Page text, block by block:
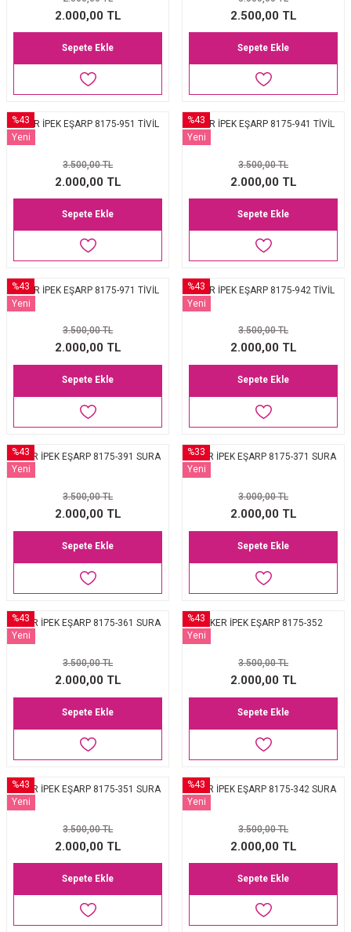
EŞARP 2025-2026 SONBAHAR KIŞ
EŞARP
İpek Koton Şal
ŞAL
2.000,00 TL
Sepete Ekle
2.500,00 TL
Sepete Ekle
%43
Yeni
AKER İPEK EŞARP 8175-951 TİVİL
3.500,00 TL
2.000,00 TL
Sepete Ekle
%43
Yeni
AKER İPEK EŞARP 8175-941 TİVİL
3.500,00 TL
2.000,00 TL
Sepete Ekle
%43
Yeni
AKER İPEK EŞARP 8175-971 TİVİL
3.500,00 TL
2.000,00 TL
Sepete Ekle
%43
Yeni
AKER İPEK EŞARP 8175-942 TİVİL
3.500,00 TL
2.000,00 TL
Sepete Ekle
%43
Yeni
AKER İPEK EŞARP 8175-391 SURA
3.500,00 TL
2.000,00 TL
Sepete Ekle
%33
Yeni
AKER İPEK EŞARP 8175-371 SURA
3.000,00 TL
2.000,00 TL
Sepete Ekle
%43
Yeni
AKER İPEK EŞARP 8175-361 SURA
3.500,00 TL
2.000,00 TL
Sepete Ekle
%43
Yeni
AKER İPEK EŞARP 8175-352
3.500,00 TL
2.000,00 TL
Sepete Ekle
%43
Yeni
AKER İPEK EŞARP 8175-351 SURA
3.500,00 TL
2.000,00 TL
Sepete Ekle
%43
Yeni
AKER İPEK EŞARP 8175-342 SURA
3.500,00 TL
2.000,00 TL
Sepete Ekle